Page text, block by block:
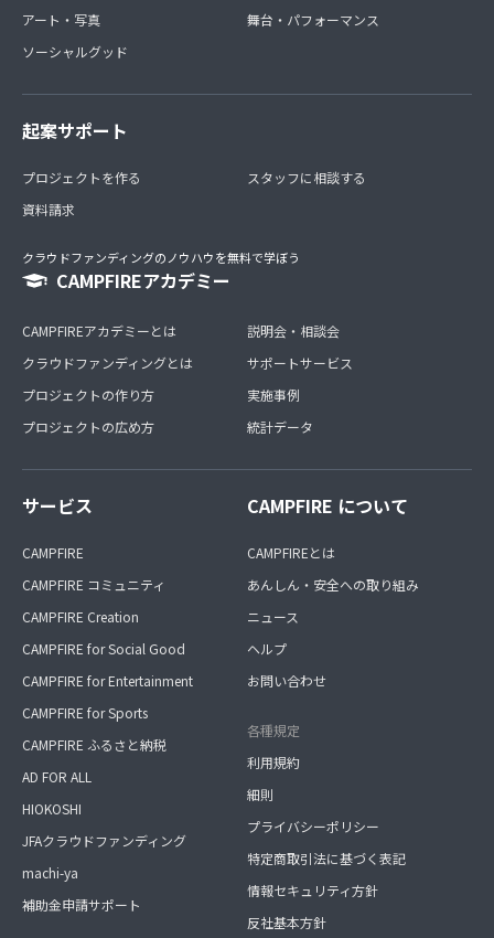
アート・写真
ソーシャルグッド
舞台・パフォーマンス
起案サポート
プロジェクトを作る
資料請求
スタッフに相談する
クラウドファンディングのノウハウを無料で学ぼう
CAMPFIREアカデミー
CAMPFIREアカデミーとは
クラウドファンディングとは
プロジェクトの作り方
プロジェクトの広め方
説明会・相談会
サポートサービス
実施事例
統計データ
サービス
CAMPFIRE
CAMPFIRE コミュニティ
CAMPFIRE Creation
CAMPFIRE for Social Good
CAMPFIRE for Entertainment
CAMPFIRE for Sports
CAMPFIRE ふるさと納税
AD FOR ALL
HIOKOSHI
JFAクラウドファンディング
machi-ya
補助金申請サポート
CAMPFIRE について
CAMPFIREとは
あんしん・安全への取り組み
ニュース
ヘルプ
お問い合わせ
各種規定
利用規約
細則
プライバシーポリシー
特定商取引法に基づく表記
情報セキュリティ方針
反社基本方針